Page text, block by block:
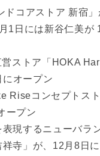
ドコアストア 新宿
1日には新谷仁美が
ストア「HOKA
オープン
Riseコンセプトス
ープン
現するニューバラ
祥寺」が、12月8日